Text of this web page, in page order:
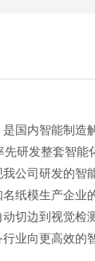
内智能制造
研发整套智
公司研发的智
纸模生产企业
切边到视觉检
行业向更高效